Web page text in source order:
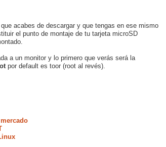
acabes de descargar y que tengas en ese mismo
el punto de montaje de tu tarjeta microSD
a un monitor y lo primero que verás será la
por default es toor (root al revés).